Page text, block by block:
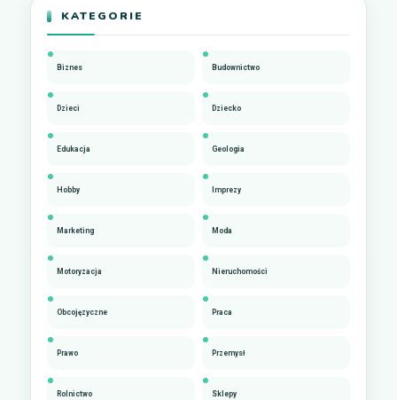
KATEGORIE
Biznes Budownictwo
Dzieci Dziecko
Edukacja Geologia
Hobby Imprezy
Marketing Moda
Motoryzacja Nieruchomości
Obcojęzyczne Praca
Prawo Przemysł
Rolnictwo Sklepy